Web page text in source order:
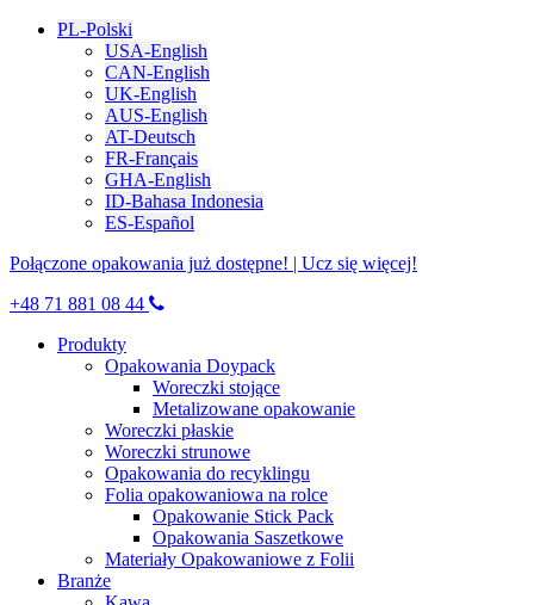
PL-Polski
USA-English
CAN-English
UK-English
AUS-English
AT-Deutsch
FR-Français
GHA-English
ID-Bahasa Indonesia
ES-Español
Połączone opakowania już dostępne! | Ucz się więcej!
+48 71 881 08 44
Produkty
Opakowania Doypack
Woreczki stojące
Metalizowane opakowanie
Woreczki płaskie
Woreczki strunowe
Opakowania do recyklingu
Folia opakowaniowa na rolce
Opakowanie Stick Pack
Opakowania Saszetkowe
Materiały Opakowaniowe z Folii
Branże